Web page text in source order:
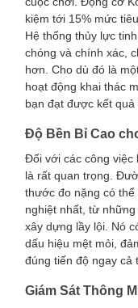
kiệm tới 15% mức
Hệ thống thủy lực
chóng và chính xác,
hơn. Cho dù đó là
hoạt động khai thác
bạn đạt được kết quả
Độ Bền Bỉ Cao
Đối với các công việc
là rất quan trọng.
thước đo nặng có
nghiệt nhất, từ
xây dựng lầy lội. Nó
dấu hiệu mệt mỏi,
đúng tiến độ ngay cả
Giám Sát Thông